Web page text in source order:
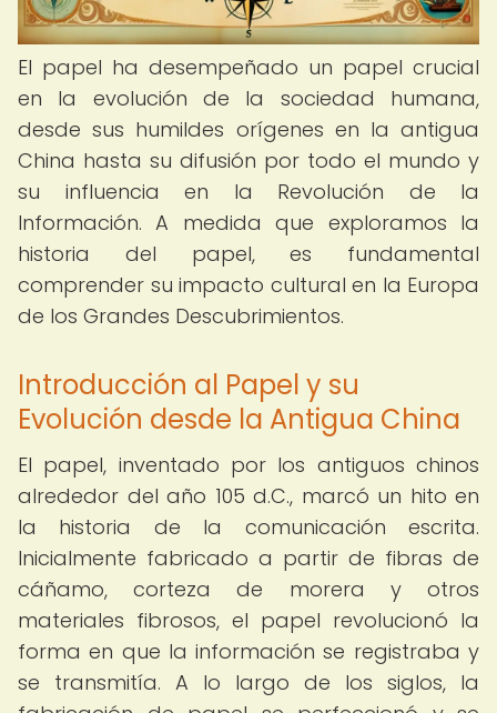
El papel ha desempeñado un papel crucial
en la evolución de la sociedad humana,
desde sus humildes orígenes en la antigua
China hasta su difusión por todo el mundo y
su influencia en la Revolución de la
Información. A medida que exploramos la
historia del papel, es fundamental
comprender su impacto cultural en la Europa
de los Grandes Descubrimientos.
Introducción al Papel y su
Evolución desde la Antigua China
El papel, inventado por los antiguos chinos
alrededor del año 105 d.C., marcó un hito en
la historia de la comunicación escrita.
Inicialmente fabricado a partir de fibras de
cáñamo, corteza de morera y otros
materiales fibrosos, el papel revolucionó la
forma en que la información se registraba y
se transmitía. A lo largo de los siglos, la